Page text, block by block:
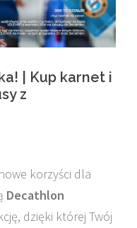
| Kup karnet i
z
korzyści dla
Decathlon
dzięki której Twój